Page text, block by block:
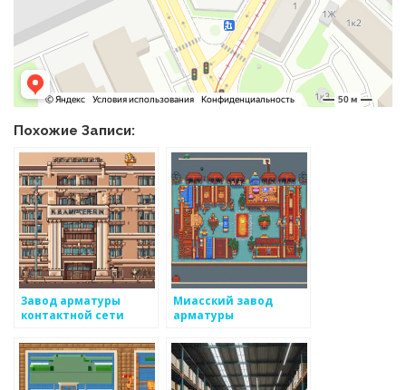
Похожие Записи:
Завод арматуры
контактной сети
Миасский завод
арматуры